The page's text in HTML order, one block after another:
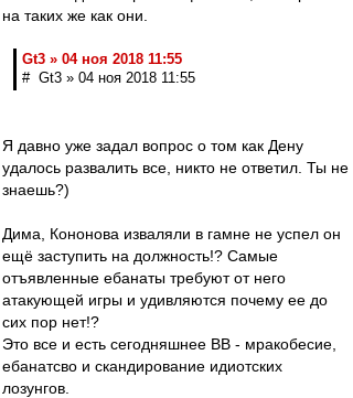
на таких же как они.
Gt3 » 04 ноя 2018 11:55
# Gt3 » 04 ноя 2018 11:55
Я давно уже задал вопрос о том как Дену
удалось развалить все, никто не ответил. Ты не
знаешь?)
Дима, Кононова изваляли в гамне не успел он
ещё заступить на должность!? Самые
отъявленные ебанаты требуют от него
атакующей игры и удивляются почему ее до
сих пор нет!?
Это все и есть сегодняшнее ВВ - мракобесие,
ебанатсво и скандирование идиотских
лозунгов.